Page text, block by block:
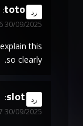
toto
says:
30/09/2025 at 16:56
رد
this
so clearly.
slot
says:
30/09/2025 at 16:47
رد